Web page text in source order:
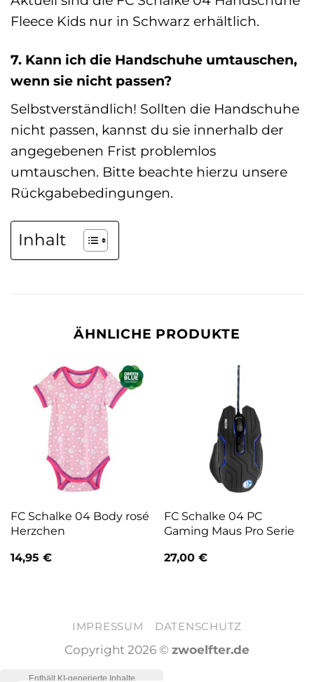
Fleece Kids nur in Schwarz erhältlich.
7. Kann ich die Handschuhe umtauschen,
wenn sie nicht passen?
Selbstverständlich! Sollten die Handschuhe
nicht passen, kannst du sie innerhalb der
angegebenen Frist problemlos
umtauschen. Bitte beachte hierzu unsere
Rückgabebedingungen.
Inhalt
ÄHNLICHE PRODUKTE
FC Schalke 04 Body rosé
Herzchen
14,95 €
FC Schalke 04 PC
Gaming Maus Pro Serie
27,00 €
IMPRESSUM DATENSCHUTZ
Copyright 2026 © zwoelfter.de